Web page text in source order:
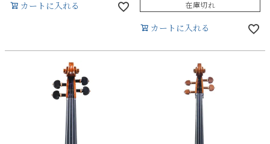
カートに入れる 在庫切れ
カートに入れる